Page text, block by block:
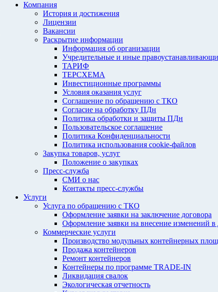
Компания
История и достижения
Лицензии
Вакансии
Раскрытие информации
Информация об организации
Учредительные и иные
ТАРИФ
ТЕРСХЕМА
Инвестиционные программы
Условия оказания услуг
Соглашение по обращению с ТКО
Согласие на обработку ПДн
Политика обработки и защиты ПДн
Пользовательское соглашение
Политика Конфиденциальности
Политика использования cookie-файлов
Закупка товаров, услуг
Положение о закупках
Пресс-служба
СМИ о нас
Контакты пресс-службы
Услуги
Услуга по обращению с ТКО
Оформление заявки на заключение договора
Оформление заявки на внесение изменений в
Коммерческие услуги
Производство модульных контейнерных
Продажа контейнеров
Ремонт контейнеров
Контейнеры по программе TRADE-IN
Ликвидация свалок
Экологическая отчетность